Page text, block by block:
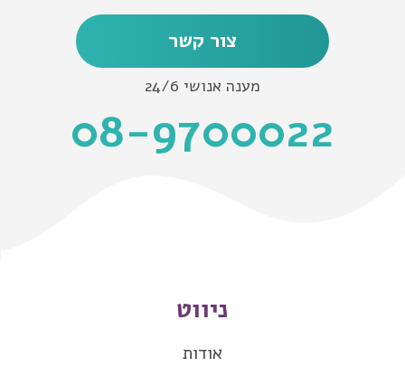
צור קשר
מענה אנושי 24/6
08-9700022
ניווט
אודות